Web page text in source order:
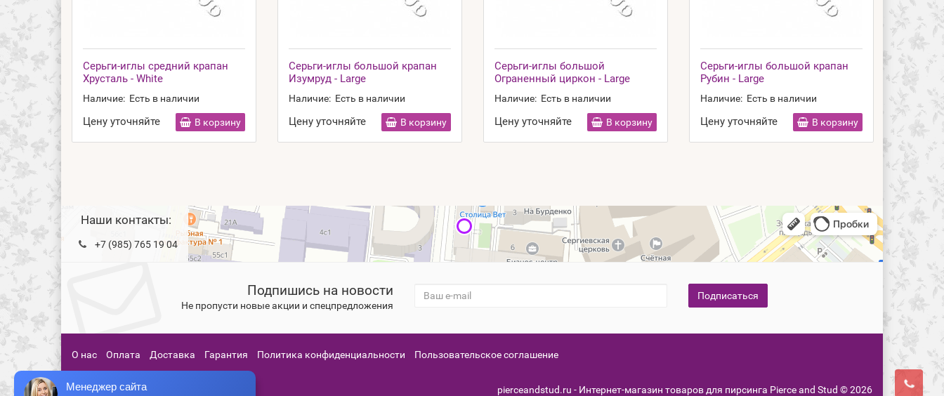
Серьги-иглы средний крапан
Хрусталь - White
Наличие: Есть в наличии
Цену уточняйте В корзину
Серьги-иглы большой крапан
Изумруд - Large
Наличие: Есть в наличии
Цену уточняйте В корзину
Серьги-иглы большой
Ограненный циркон - Large
Наличие: Есть в наличии
Цену уточняйте В корзину
Серьги-иглы большой крапан
Рубин - Large
Наличие: Есть в наличии
Цену уточняйте В корзину Цену
Наши контакты:
+7 (985) 765 19 04
Подпишись на новости
Не пропусти новые акции и спецпредложения
Подписаться
О нас Оплата Доставка Гарантия Политика конфиденциальности Пользовательское соглашение
pierceandstud.ru - Интернет-магазин товаров для пирсинга Pierce and Stud © 2026
Менеджер сайта